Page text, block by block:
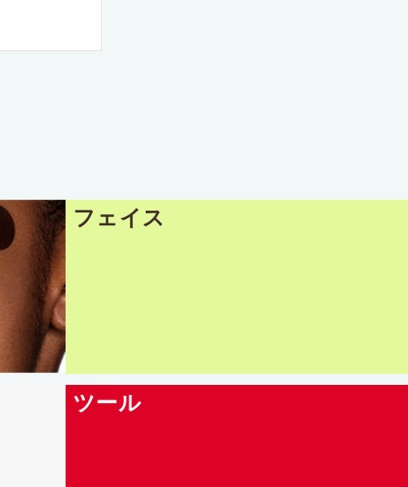
フェイス
ツール